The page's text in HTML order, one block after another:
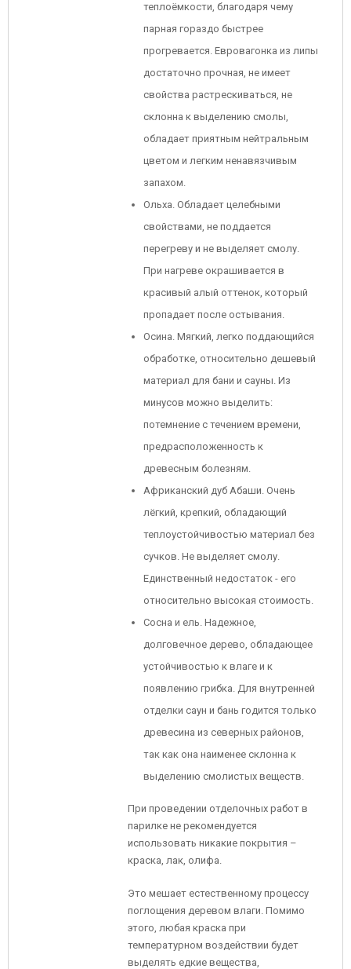
теплоёмкости, благодаря чему
парная гораздо быстрее
прогревается. Евровагонка из липы
достаточно прочная, не имеет
свойства растрескиваться, не
склонна к выделению смолы,
обладает приятным нейтральным
цветом и легким ненавязчивым
запахом.
Ольха. Обладает целебными
свойствами, не поддается
перегреву и не выделяет смолу.
При нагреве окрашивается в
красивый алый оттенок, который
пропадает после остывания.
Осина. Мягкий, легко поддающийся
обработке, относительно дешевый
материал для бани и сауны. Из
минусов можно выделить:
потемнение с течением времени,
предрасположенность к
древесным болезням.
Африканский дуб Абаши. Очень
лёгкий, крепкий, обладающий
теплоустойчивостью материал без
сучков. Не выделяет смолу.
Единственный недостаток - его
относительно высокая стоимость.
Сосна и ель. Надежное,
долговечное дерево, обладающее
устойчивостью к влаге и к
появлению грибка. Для внутренней
отделки саун и бань годится только
древесина из северных районов,
так как она наименее склонна к
выделению смолистых веществ.
При проведении отделочных работ в
парилке не рекомендуется
использовать никакие покрытия –
краска, лак, олифа.
Это мешает естественному процессу
поглощения деревом влаги. Помимо
этого, любая краска при
температурном воздействии будет
выделять едкие вещества,